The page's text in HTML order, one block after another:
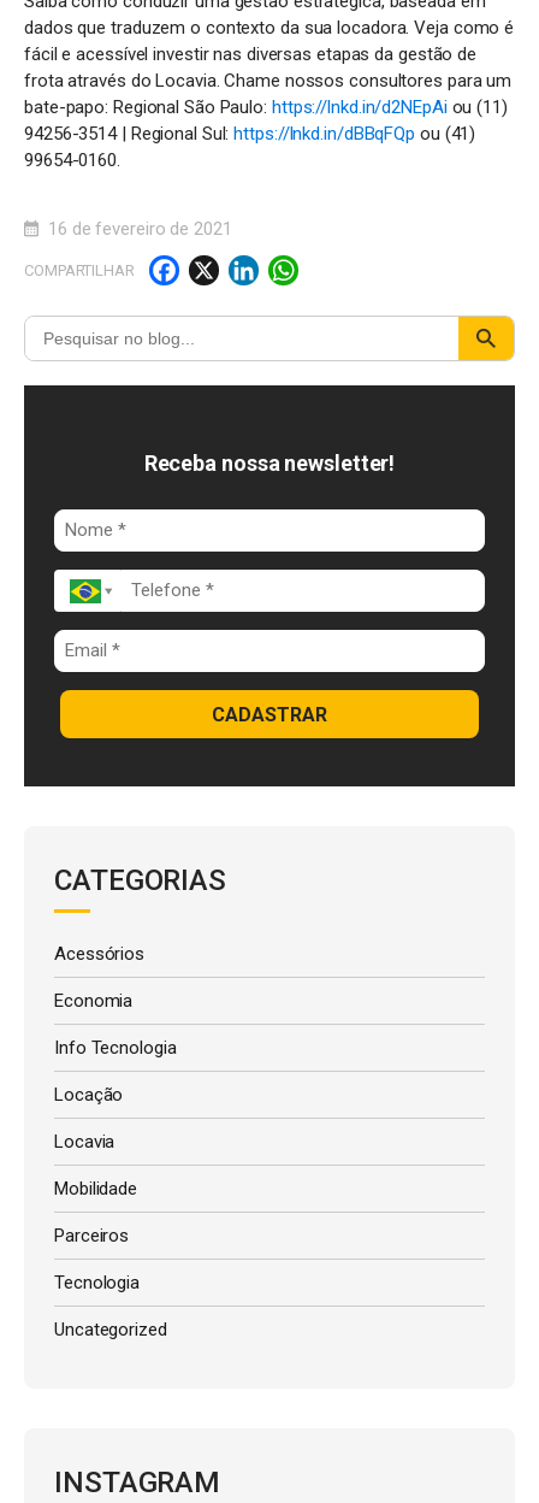
dados que traduzem o contexto da sua locadora. Veja como é
fácil e acessível investir nas diversas etapas da gestão de
frota através do Locavia. Chame nossos consultores para um
bate-papo: Regional São Paulo: https://lnkd.in/d2NEpAiou (11)
94256-3514 | Regional Sul:https://lnkd.in/dBBqFQp ou (41)
99654-0160.
16 de fevereiro de 2021
COMPARTILHAR
F
a
c
e
o
o
k
X Li
n
k
e
I
n
W
h
a
t
A
p
p
Receba nossa newsletter!
CADASTRAR
CATEGORIAS
Acessórios
Economia
Info Tecnologia
Locação
Locavia
Mobilidade
Parceiros
Tecnologia
Uncategorized
INSTAGRAM